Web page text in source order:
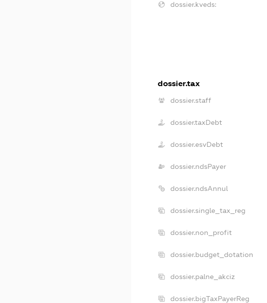
dossier.kveds:
dossier.tax
dossier.staff
dossier.taxDebt
dossier.esvDebt
dossier.ndsPayer
dossier.ndsAnnul
dossier.single_tax_reg
dossier.non_profit
dossier.budget_dotation
dossier.palne_akciz
dossier.bigTaxPayerReg